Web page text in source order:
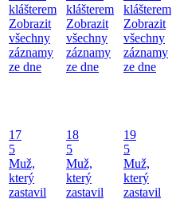
klášterem
Zobrazit
všechny
záznamy
ze dne
klášterem
Zobrazit
všechny
záznamy
ze dne
klášterem
Zobrazit
všechny
záznamy
ze dne
17
5
Muž,
který
zastavil
18
5
Muž,
který
zastavil
19
5
Muž,
který
zastavil